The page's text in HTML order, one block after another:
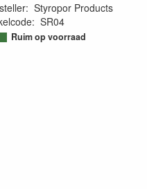
: Styropor Products
: SR04
Ruim op voorraad